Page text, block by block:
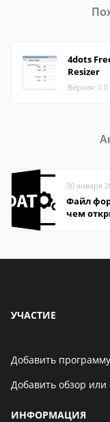
4dots
Resizer
Версия:
30 января
Файл
чем
УЧАСТИЕ
Добавить программу
Добавить обзор или
ИНФОРМАЦИЯ